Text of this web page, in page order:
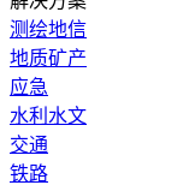
测绘地信
地质矿产
应急
水利水文
交通
铁路